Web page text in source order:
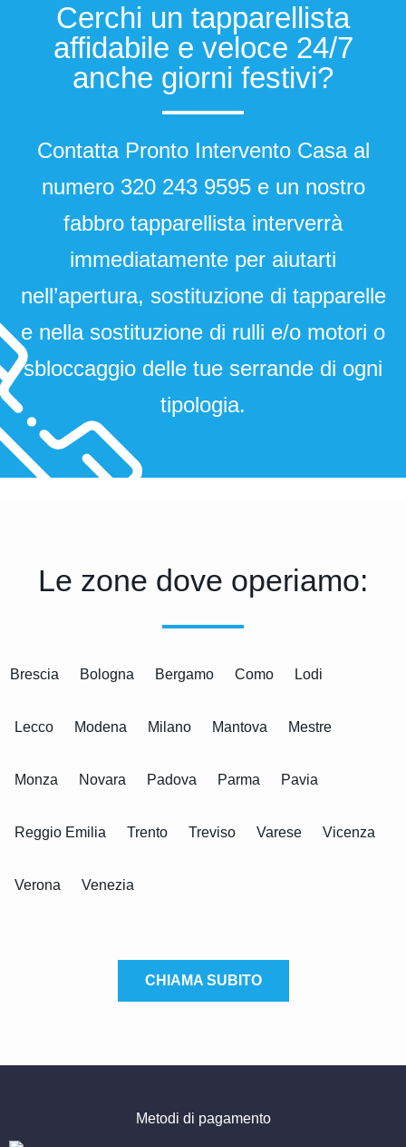
Cerchi un tapparellista
affidabile e veloce 24/7
anche giorni festivi?
Contatta Pronto Intervento Casa al
numero 320 243 9595e un nostro
fabbro tapparellista interverrà
immediatamente per aiutarti
nell’apertura, sostituzione di tapparelle
e nella sostituzione di rulli e/o motori o
sbloccaggio delle tue serrande di ogni
tipologia.
Le zone dove operiamo:
Brescia Bologna Bergamo Como Lodi
Lecco Modena Milano Mantova Mestre
Monza Novara Padova Parma Pavia
Reggio Emilia Trento Treviso Varese Vicenza
Verona Venezia
CHIAMA SUBITO
Metodi di pagamento